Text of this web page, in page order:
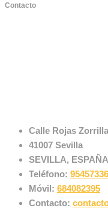
Contacto
Calle Rojas
41007 Sevilla
SEVILLA, ESPAÑA
Teléfono:
Móvil: 684082395
Contacto: